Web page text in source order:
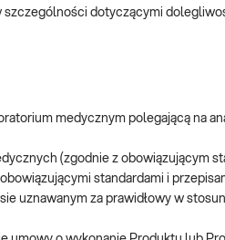
szczególności dotyczącymi
medycznym polegającą na
(zgodnie z obowiązującym
standardami i
uznawanym za prawidłowy w